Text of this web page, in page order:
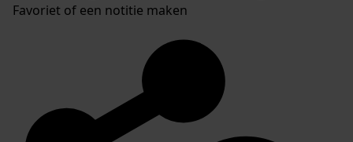
Favoriet of een notitie maken